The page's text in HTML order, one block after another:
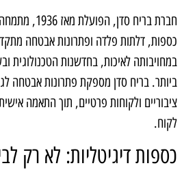
חברת בריח סדן,
כספות, דלתות פלדה ופתרונות אבטחה
במחויבותה לאיכות, בחדשנות הטכנולוגית
ביותר. בריח סדן מספקת פתרונות אבטחה
ציבוריים ולקוחות פרטיים, תוך התאמה
לקוח.
כספות דיגיטליות: לא רק